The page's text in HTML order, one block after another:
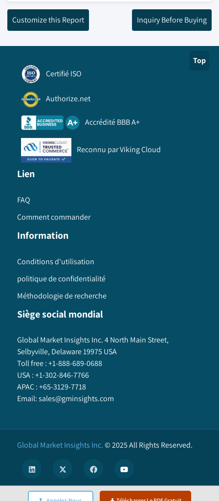
Customize this Report Inquiry Before Buying
Top
Certifié ISO
Authorize.net
Accrédité BBB A+
Reconnu par Viking Cloud
Lien
FAQ
Comment commander
Information
Conditions d'utilisation
politique de confidentialité
Méthodologie de recherche
Siège social mondial
Global Market Insights Inc. 4 North Main Street,
Selbyville, Delaware 19975 USA
Toll free :+1-888-689-0688
USA :+1-302-846-7766
APAC :+65-3129-7718
Email:sales@gminsights.com
Global Market Insights Inc.©2025All Rights Reserved.